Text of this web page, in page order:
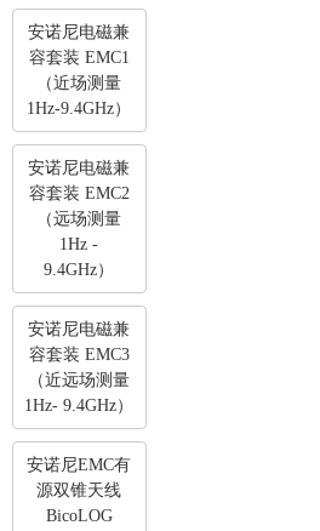
安诺尼电磁兼
容套装 EMC1
（近场测量
1Hz-9.4GHz）
安诺尼电磁兼
容套装 EMC2
（远场测量
1Hz -
9.4GHz）
安诺尼电磁兼
容套装 EMC3
（近远场测量
1Hz- 9.4GHz）
安诺尼EMC有
源双锥天线
BicoLOG